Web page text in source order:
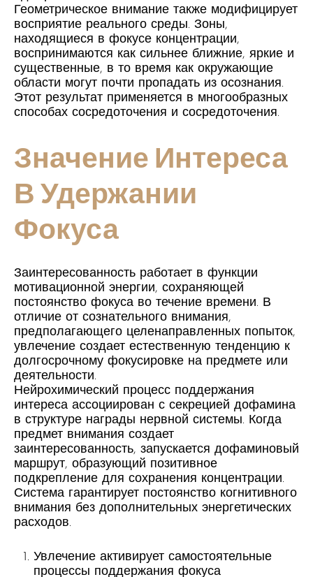
Геометрическое внимание также модифицирует
восприятие реального среды. Зоны,
находящиеся в фокусе концентрации,
воспринимаются как сильнее ближние, яркие и
существенные, в то время как окружающие
области могут почти пропадать из осознания.
Этот результат применяется в многообразных
способах сосредоточения и сосредоточения.
Значение Интереса
В Удержании
Фокуса
Заинтересованность работает в функции
мотивационной энергии, сохраняющей
постоянство фокуса во течение времени. В
отличие от сознательного внимания,
предполагающего целенаправленных попыток,
увлечение создает естественную тенденцию к
долгосрочному фокусировке на предмете или
деятельности.
Нейрохимический процесс поддержания
интереса ассоциирован с секрецией дофамина
в структуре награды нервной системы. Когда
предмет внимания создает
заинтересованность, запускается дофаминовый
маршрут, образующий позитивное
подкрепление для сохранения концентрации.
Система гарантирует постоянство когнитивного
внимания без дополнительных энергетических
расходов.
Увлечение активирует самостоятельные
процессы поддержания фокуса